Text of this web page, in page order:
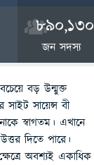
890,130
জন সদস্য
বড় উন্মুক্ত
সাইট সায়েন্স বী
স্বাগতম। এখানে
দিতে পারে।
অবশ্যই একাধিক